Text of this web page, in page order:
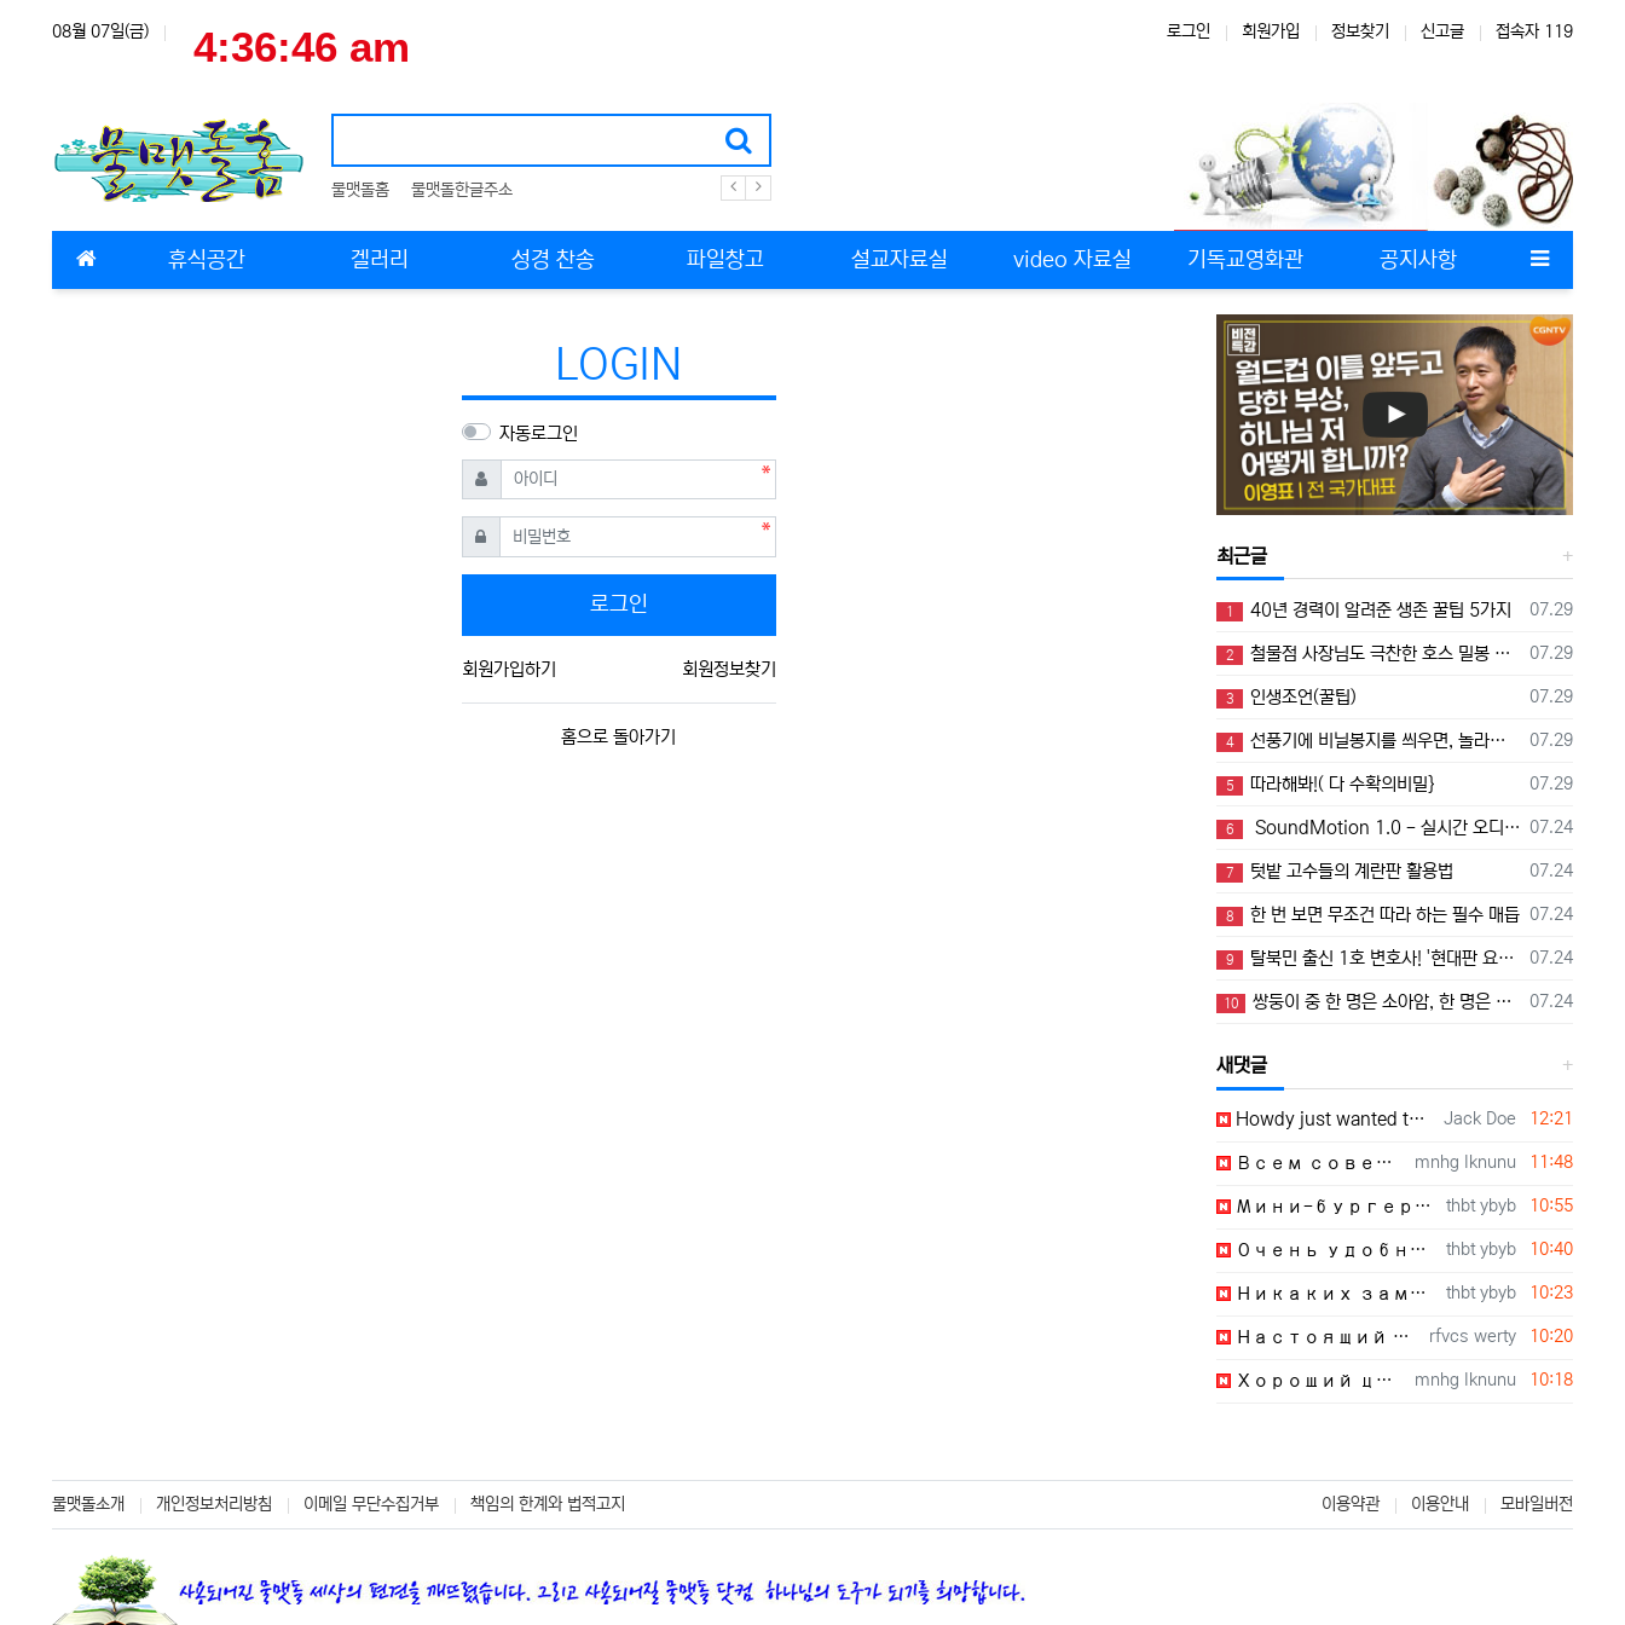
상단 네비
08월 07일(금) 로그인 회원가입 정보찾기 신고글 접속자 119
물맷돌홈 물맷돌한글주소
메인 메뉴 휴식공간 겔러리 성경 찬송 파일창고 설교자료실 video 자료실 기독교영화관 공지사항
LOGIN
자동로그인
아이디
필수
비밀번호필수
로그인
회원가입하기 회원정보찾기
홈으로 돌아가기
최근글
등록일
07.29
1 40년 경력이 알려준 생존 꿀팁 5가지
등록일
07.29
2 철물점 사장님도 극찬한 호스 밀봉 기술
등록일
07.29
3 인생조언(꿀팁)
등록일
07.29
4 선풍기에 비닐봉지를 씌우면, 놀라운 일이 벌어집니다!
등록일
07.29
5 따라해봐!( 다 수확의비밀}
등록일
07.24
6 SoundMotion 1.0 - 실시간 오디오 시각화 도구
등록일
07.24
7 텃밭 고수들의 계란판 활용법
등록일
07.24
8 한 번 보면 무조건 따라 하는 필수 매듭
등록일
07.24
9 탈북민 출신 1호 변호사! '현대판 요셉이 여기 있었네’ 하나님 일하심이 놀랍다ㅣ이영현 변호사ㅣ새롭게하소서
등록일
07.24
10 쌍둥이 중 한 명은 소아암, 한 명은 ADHD 그럼에도 내가 감사할 수 있는 이유는 ㅣ유수빈 집사ㅣ새롭게하소서
새댓글
등록자
Jack Doe 등록일
12:21
Howdy just wanted to give you a quick heads up. The text in your article seem to…
등록자
mnhg lknunu 등록일
11:48
Всем советую искать лечение алкоголизма Санкт-Петербург с полноценной реабилитац…
등록자
thbt ybyb 등록일
10:55
Мини-бургеры разлетелись первыми, очень сочные. https://git.privezishop.ru/fredd…
등록자
thbt ybyb 등록일
10:40
Очень удобный формат для офиса, никто не остался голодным. https://git.vajdak.cz…
등록자
thbt ybyb 등록일
10:23
Никаких заморочек с посудой, съели и выбросили шпажки. https://gitlab.morefun-et…
등록자
rfvcs werty 등록일
10:20
Настоящий клуб бизнесменов без лишней воды и красивых обещаний. https://properti…
등록자
mnhg lknunu 등록일
10:18
Хороший центр, лечение алкоголизма Санкт-Петербург проводят с максимальным комфо…
물맷돌소개 개인정보처리방침 이메일 무단수집거부 책임의 한계와 법적고지 이용약관 이용안내 모바일버전